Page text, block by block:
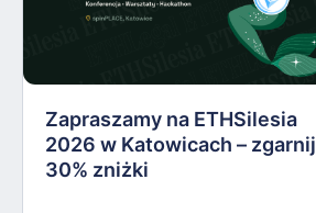
Zapraszamy na ETHSilesia
2026 w Katowicach – zgarnij
30% zniżki